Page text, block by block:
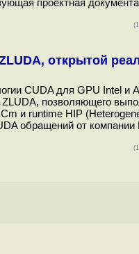
проектная
открытой
CUDA для GPU Intel
ZLUDA, позволяющего
и runtime HIP
обращений от компании